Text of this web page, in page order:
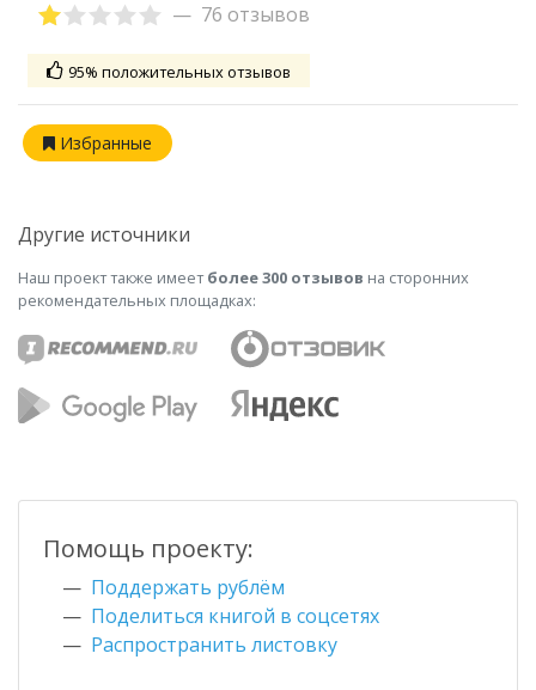
76 отзывов
95% положительных отзывов
Избранные
Другие источники
Наш проект также имеетболее 300 отзывов на сторонних
рекомендательных площадках:
Помощь проекту:
Поддержать рублём
Поделиться книгой в соцсетях
Распространить листовку